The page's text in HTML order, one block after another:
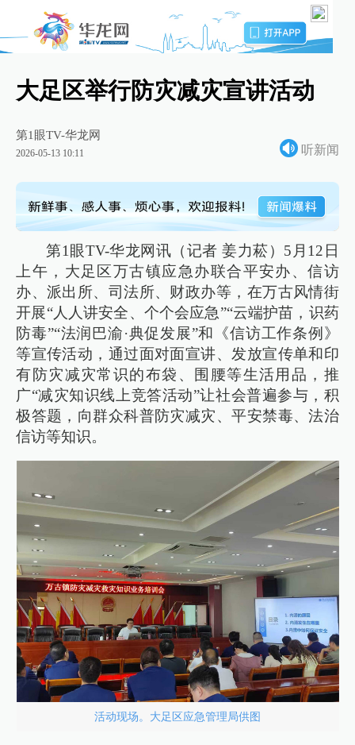
大足区举行防灾减灾宣讲活动
第1眼TV-华龙网
2026-05-13 10:11 听新闻
第1眼TV-华龙网讯（记者 姜力菘）5月12日
上午，大足区万古镇应急办联合平安办、信访
办、派出所、司法所、财政办等，在万古风情街
开展“人人讲安全、个个会应急”“云端护苗，识药
防毒”“法润巴渝·典促发展”和《信访工作条例》
等宣传活动，通过面对面宣讲、发放宣传单和印
有防灾减灾常识的布袋、围腰等生活用品，推
广“减灾知识线上竞答活动”让社会普遍参与，积
极答题，向群众科普防灾减灾、平安禁毒、法治
信访等知识。
活动现场。大足区应急管理局供图